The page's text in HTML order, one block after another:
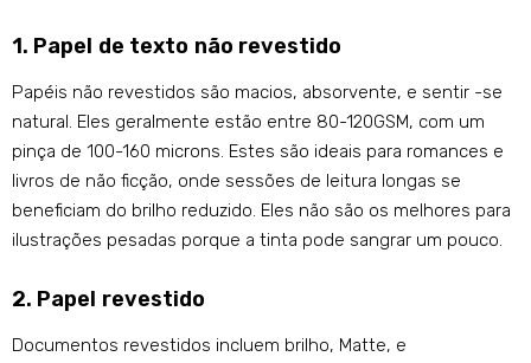
1. Papel de texto não revestido
Papéis não revestidos são macios, absorvente, e sentir -se
natural. Eles geralmente estão entre 80-120GSM, com um
pinça de 100-160 microns. Estes são ideais para romances e
livros de não ficção, onde sessões de leitura longas se
beneficiam do brilho reduzido. Eles não são os melhores para
ilustrações pesadas porque a tinta pode sangrar um pouco.
2. Papel revestido
Documentos revestidos incluem brilho, Matte, e